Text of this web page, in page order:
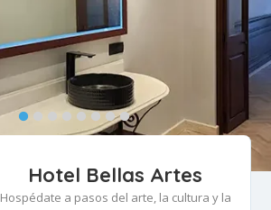
Hotel Bellas Artes
Hospédate a pasos del arte, la cultura y la